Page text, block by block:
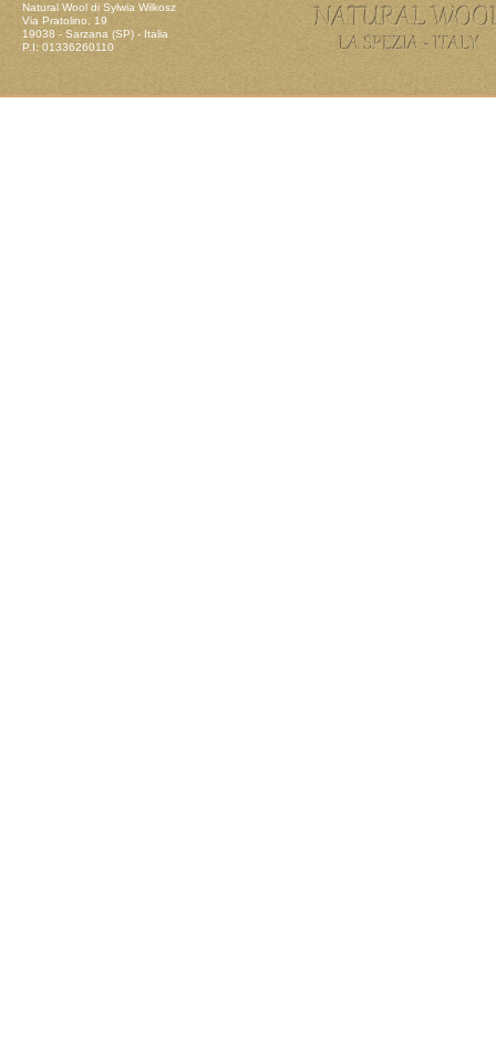
Natural Wool di Sylwia Wilkosz
Via Pratolino, 19
19038 - Sarzana (SP) - Italia
P.I: 01336260110